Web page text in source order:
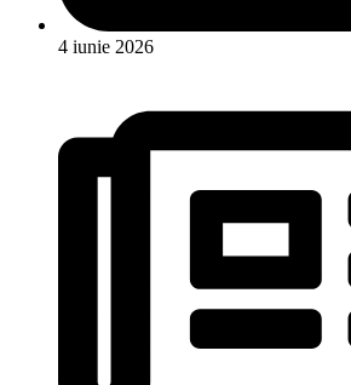
4 iunie 2026